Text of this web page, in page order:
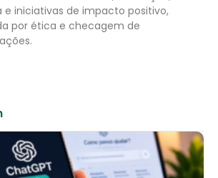
e iniciativas de impacto positivo,
por ética e checagem de